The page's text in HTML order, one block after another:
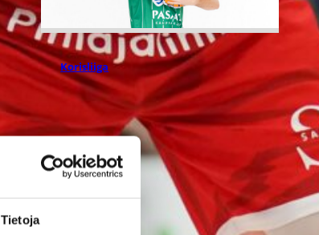
Tietoja
Korisliiga 05.08.2026 09:37
Niko Mykrä
Loimaa
Bisonsiin